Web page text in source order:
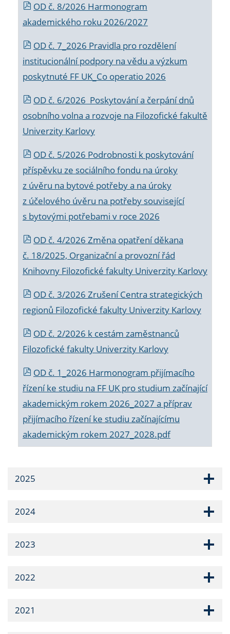
OD č. 8/2026 Harmonogram
akademického roku 2026/2027
OD č. 7_2026 Pravidla pro rozdělení
institucionální podpory na vědu a výzkum
poskytnuté FF UK_Co operatio 2026
OD č. 6/2026 Poskytování a čerpání dnů
osobního volna a rozvoje na Filozofické fakultě
Univerzity Karlovy
OD č. 5/2026 Podrobnosti k poskytování
příspěvku ze sociálního fondu na úroky
z úvěru na bytové potřeby a na úroky
z účelového úvěru na potřeby související
s bytovými potřebami v roce 2026
OD č. 4/2026 Změna opatření děkana
č. 18/2025, Organizační a provozní řád
Knihovny Filozofické fakulty Univerzity Karlovy
OD č. 3/2026 Zrušení Centra strategických
regionů Filozofické fakulty Univerzity Karlovy
OD č. 2/2026 k cestám zaměstnanců
Filozofické fakulty Univerzity Karlovy
OD č. 1_2026 Harmonogram přijímacího
řízení ke studiu na FF UK pro studium začínající
akademickým rokem 2026_2027 a příprav
přijímacího řízení ke studiu začínajícímu
akademickým rokem 2027_2028.pdf
2025
2024
2023
2022
2021